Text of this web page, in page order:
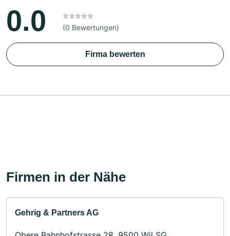
0.0 (0 Bewertungen)
Firma bewerten
Firmen in der Nähe
Gehrig & Partners AG